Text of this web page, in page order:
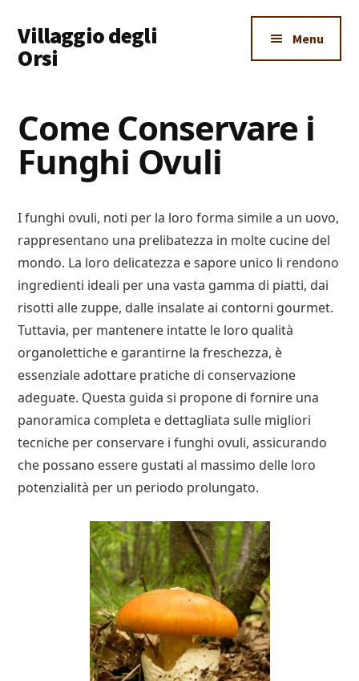
main
content
primary
sidebar
footer
menu
Villaggio degli
Orsi
Dove
Imparare
Tutto
Menu
Come Conservare i
Funghi Ovuli
I funghi ovuli, noti per la loro forma simile a un uovo,
rappresentano una prelibatezza in molte cucine del
mondo. La loro delicatezza e sapore unico li rendono
ingredienti ideali per una vasta gamma di piatti, dai
risotti alle zuppe, dalle insalate ai contorni gourmet.
Tuttavia, per mantenere intatte le loro qualità
organolettiche e garantirne la freschezza, è
essenziale adottare pratiche di conservazione
adeguate. Questa guida si propone di fornire una
panoramica completa e dettagliata sulle migliori
tecniche per conservare i funghi ovuli, assicurando
che possano essere gustati al massimo delle loro
potenzialità per un periodo prolungato.